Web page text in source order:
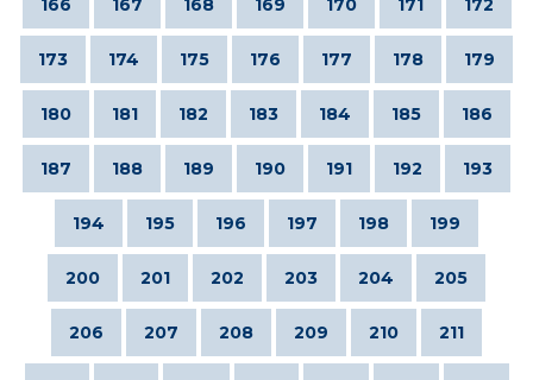
166 167 168 169 170 171 172
173 174 175 176 177 178 179
180 181 182 183 184 185 186
187 188 189 190 191 192 193
194 195 196 197 198 199
200 201 202 203 204 205
206 207 208 209 210 211